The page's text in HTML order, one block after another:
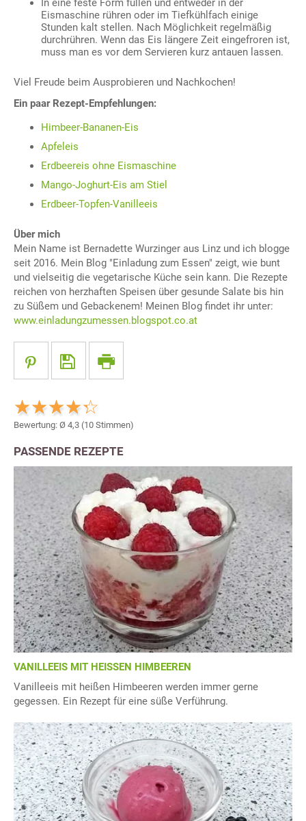
In eine feste Form füllen und entweder in der
Eismaschine rühren oder im Tiefkühlfach einige
Stunden kalt stellen. Nach Möglichkeit regelmäßig
durchrühren. Wenn das Eis längere Zeit eingefroren ist,
muss man es vor dem Servieren kurz antauen lassen.
Viel Freude beim Ausprobieren und Nachkochen!
Ein paar Rezept-Empfehlungen:
Himbeer-Bananen-Eis
Apfeleis
Erdbeereis ohne Eismaschine
Mango-Joghurt-Eis am Stiel
Erdbeer-Topfen-Vanilleeis
Über mich
Mein Name ist Bernadette Wurzinger aus Linz und ich blogge
seit 2016. Mein Blog "Einladung zum Essen" zeigt, wie bunt
und vielseitig die vegetarische Küche sein kann. Die Rezepte
reichen von herzhaften Speisen über gesunde Salate bis hin
zu Süßem und Gebackenem! Meinen Blog findet ihr unter:
www.einladungzumessen.blogspot.co.at
Bewertung: Ø 4,3 (10 Stimmen)
PASSENDE REZEPTE
VANILLEEIS MIT HEISSEN HIMBEEREN
Vanilleeis mit heißen Himbeeren werden immer gerne
gegessen. Ein Rezept für eine süße Verführung.